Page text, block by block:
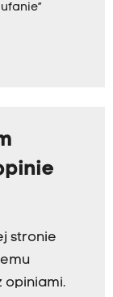
stronie
opiniami.